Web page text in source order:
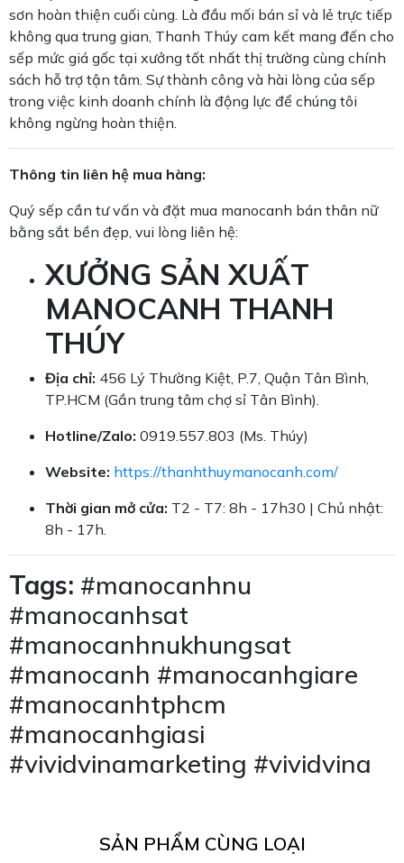
sơn hoàn thiện cuối cùng. Là đầu mối bán sỉ và lẻ trực tiếp
không qua trung gian, Thanh Thúy cam kết mang đến cho
sếp mức giá gốc tại xưởng tốt nhất thị trường cùng chính
sách hỗ trợ tận tâm. Sự thành công và hài lòng của sếp
trong việc kinh doanh chính là động lực để chúng tôi
không ngừng hoàn thiện.
Thông tin liên hệ mua hàng:
Quý sếp cần tư vấn và đặt mua manocanh bán thân nữ
bằng sắt bền đẹp, vui lòng liên hệ:
XƯỞNG SẢN XUẤT
MANOCANH THANH
THÚY
Địa chỉ: 456 Lý Thường Kiệt, P.7, Quận Tân Bình,
TP.HCM (Gần trung tâm chợ sỉ Tân Bình).
Hotline/Zalo: 0919.557.803 (Ms. Thúy)
Website: https://thanhthuymanocanh.com/
Thời gian mở cửa: T2 - T7: 8h - 17h30 | Chủ nhật:
8h - 17h.
Tags: #manocanhnu
#manocanhsat
#manocanhnukhungsat
#manocanh #manocanhgiare
#manocanhtphcm
#manocanhgiasi
#vividvinamarketing #vividvina
SẢN PHẨM CÙNG LOẠI